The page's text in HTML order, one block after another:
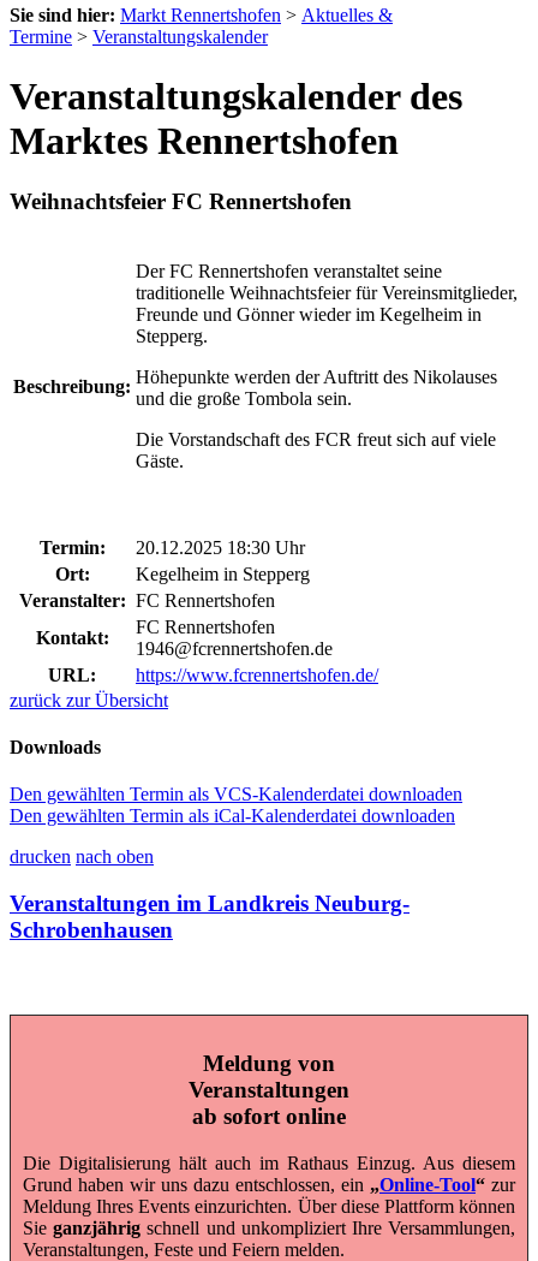
Sie sind hier: Markt Rennertshofen > Aktuelles &
Termine > Veranstaltungskalender
Veranstaltungskalender des
Marktes Rennertshofen
Weihnachtsfeier FC Rennertshofen
Beschreibung:
Der FC Rennertshofen veranstaltet seine
traditionelle Weihnachtsfeier für Vereinsmitglieder,
Freunde und Gönner wieder im Kegelheim in
Stepperg.
Höhepunkte werden der Auftritt des Nikolauses
und die große Tombola sein.
Die Vorstandschaft des FCR freut sich auf viele
Gäste.
Termin:
20.12.2025 18:30 Uhr
Ort:
Kegelheim in Stepperg
Veranstalter: FC Rennertshofen
Kontakt:
FC Rennertshofen
1946@fcrennertshofen.de
URL:
https://www.fcrennertshofen.de/
zurück zur Übersicht
Downloads
Den gewählten Termin als VCS-Kalenderdatei downloaden
Den gewählten Termin als iCal-Kalenderdatei downloaden
drucken nach oben
Veranstaltungen im Landkreis Neuburg-
Schrobenhausen
Meldung von
Veranstaltungen
ab sofort online
Die Digitalisierung hält auch im Rathaus Einzug. Aus diesem
Grund haben wir uns dazu entschlossen, ein „Online-Tool“ zur
Meldung Ihres Events einzurichten. Über diese Plattform können
Sieganzjährigschnell und unkompliziert Ihre Versammlungen,
Veranstaltungen, Feste und Feiern melden.